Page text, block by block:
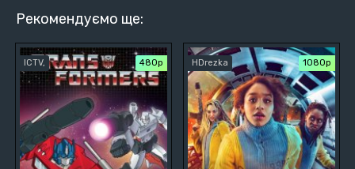
Рекомендуємо ще:
ICTV, 480р HDrezka 1080p